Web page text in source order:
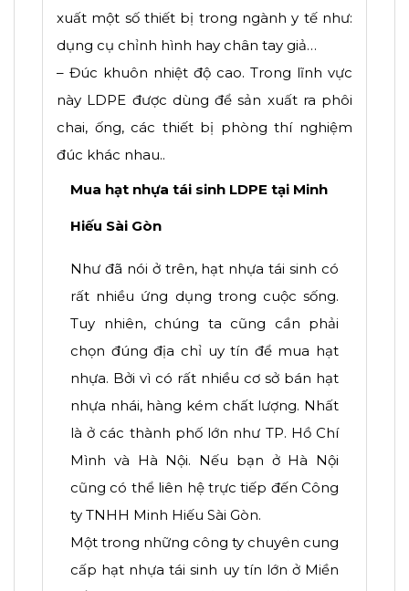
xuất một số thiết bị trong ngành y tế như:
dụng cụ chỉnh hình hay chân tay giả…
– Đúc khuôn nhiệt độ cao. Trong lĩnh vực
này LDPE được dùng để sản xuất ra phôi
chai, ống, các thiết bị phòng thí nghiệm
đúc khác nhau..
Mua hạt nhựa tái sinh LDPE tại Minh
Hiếu Sài Gòn
Như đã nói ở trên, hạt nhựa tái sinh có
rất nhiều ứng dụng trong cuộc sống.
Tuy nhiên, chúng ta cũng cần phải
chọn đúng địa chỉ uy tín để mua hạt
nhựa. Bởi vì có rất nhiều cơ sở bán hạt
nhựa nhái, hàng kém chất lượng. Nhất
là ở các thành phố lớn như TP. Hồ Chí
Mình và Hà Nội. Nếu bạn ở Hà Nội
cũng có thể liên hệ trực tiếp đến Công
ty TNHH Minh Hiếu Sài Gòn.
Một trong những công ty chuyên cung
cấp hạt nhựa tái sinh uy tín lớn ở Miền